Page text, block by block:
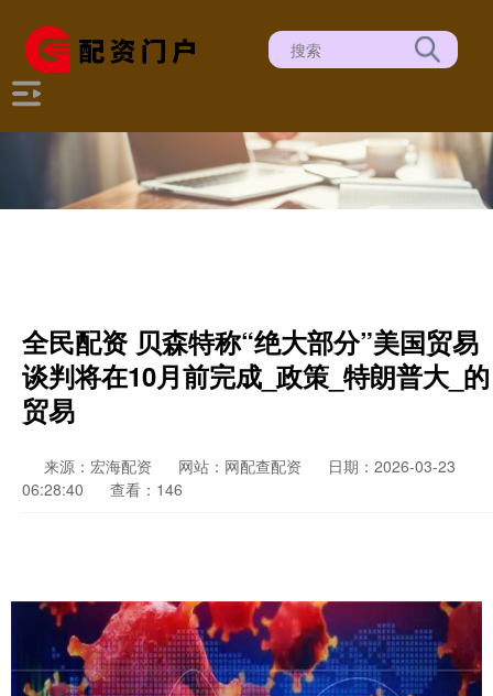
全民配资 贝森特称“绝大部分”美国贸易
谈判将在10月前完成_政策_特朗普大_的
贸易
来源：宏海配资 网站：网配查配资
日期：2026-03-23
06:28:40
查看：146